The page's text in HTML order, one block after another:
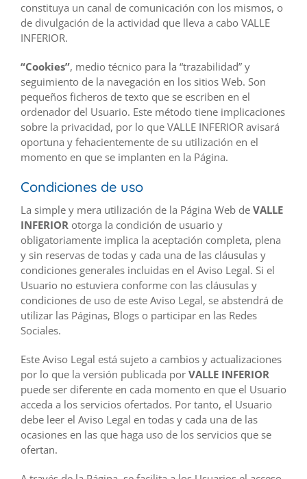
constituya un canal de comunicación con los mismos, o
de divulgación de la actividad que lleva a cabo VALLE
INFERIOR.
“Cookies”, medio técnico para la “trazabilidad” y
seguimiento de la navegación en los sitios Web. Son
pequeños ficheros de texto que se escriben en el
ordenador del Usuario. Este método tiene implicaciones
sobre la privacidad, por lo que VALLE INFERIOR avisará
oportuna y fehacientemente de su utilización en el
momento en que se implanten en la Página.
Condiciones de uso
La simple y mera utilización de la Página Web de VALLE
INFERIORotorga la condición de usuario y
obligatoriamente implica la aceptación completa, plena
y sin reservas de todas y cada una de las cláusulas y
condiciones generales incluidas en el Aviso Legal. Si el
Usuario no estuviera conforme con las cláusulas y
condiciones de uso de este Aviso Legal, se abstendrá de
utilizar las Páginas, Blogs o participar en las Redes
Sociales.
Este Aviso Legal está sujeto a cambios y actualizaciones
por lo que la versión publicada por VALLE INFERIOR
puede ser diferente en cada momento en que el Usuario
acceda a los servicios ofertados. Por tanto, el Usuario
debe leer el Aviso Legal en todas y cada una de las
ocasiones en las que haga uso de los servicios que se
ofertan.